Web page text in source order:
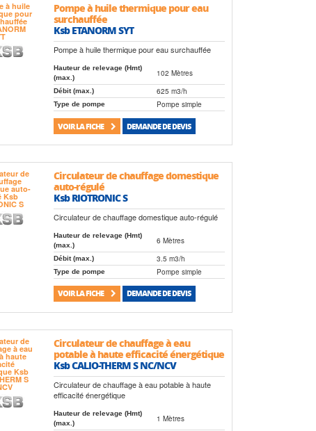
Pompe à huile thermique pour eau
surchauffée
Ksb ETANORM SYT
Pompe à huile thermique pour eau surchauffée
Hauteur de relevage (Hmt)
(max.)
102 Mètres
Débit (max.) 625 m3/h
Type de pompe Pompe simple
VOIR LA FICHE DEMANDE DE DEVIS
Circulateur de chauffage domestique
auto-régulé
Ksb RIOTRONIC S
Circulateur de chauffage domestique auto-régulé
Hauteur de relevage (Hmt)
(max.)
6 Mètres
Débit (max.) 3.5 m3/h
Type de pompe Pompe simple
VOIR LA FICHE DEMANDE DE DEVIS
Circulateur de chauffage à eau
potable à haute efficacité énergétique
Ksb CALIO-THERM S NC/NCV
Circulateur de chauffage à eau potable à haute
efficacité énergétique
Hauteur de relevage (Hmt)
(max.)
1 Mètres